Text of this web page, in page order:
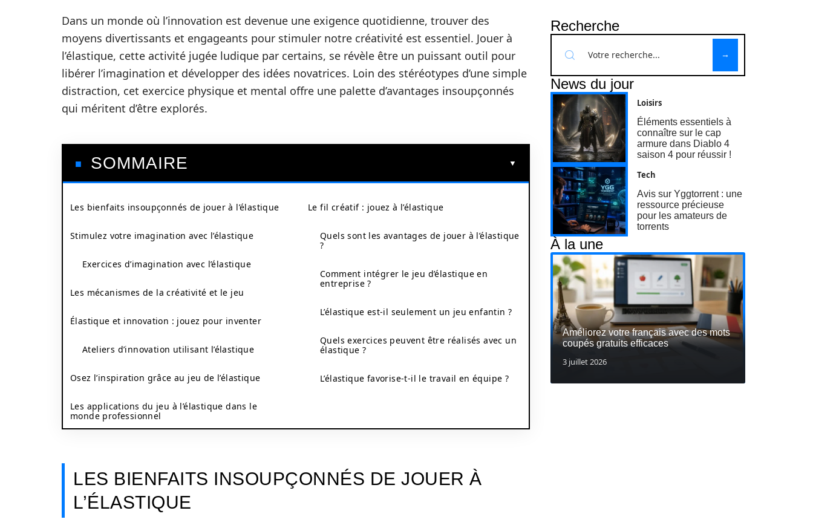
Dans un monde où l’innovation est devenue une exigence quotidienne, trouver des
moyens divertissants et engageants pour stimuler notre créativité est essentiel. Jouer à
l’élastique, cette activité jugée ludique par certains, se révèle être un puissant outil pour
libérer l’imagination et développer des idées novatrices. Loin des stéréotypes d’une simple
distraction, cet exercice physique et mental offre une palette d’avantages insoupçonnés
qui méritent d’être explorés.
SOMMAIRE
Les bienfaits insoupçonnés de jouer à l’élastique
Stimulez votre imagination avec l’élastique
Exercices d’imagination avec l’élastique
Les mécanismes de la créativité et le jeu
Élastique et innovation : jouez pour inventer
Ateliers d’innovation utilisant l’élastique
Osez l’inspiration grâce au jeu de l’élastique
Les applications du jeu à l’élastique dans le
monde professionnel
Le fil créatif : jouez à l’élastique
Quels sont les avantages de jouer à l’élastique
?
Comment intégrer le jeu d’élastique en
entreprise ?
L’élastique est-il seulement un jeu enfantin ?
Quels exercices peuvent être réalisés avec un
élastique ?
L’élastique favorise-t-il le travail en équipe ?
LES BIENFAITS INSOUPÇONNÉS DE JOUER À
L’ÉLASTIQUE
Recherche
News du jour
Loisirs
Éléments essentiels à
connaître sur le cap
armure dans Diablo 4
saison 4 pour réussir !
Tech
Avis sur Yggtorrent : une
ressource précieuse
pour les amateurs de
torrents
À la une
Améliorez votre français avec des mots
coupés gratuits efficaces
3 juillet 2026